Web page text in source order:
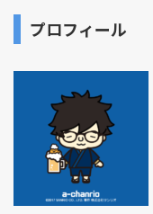
プロフィール